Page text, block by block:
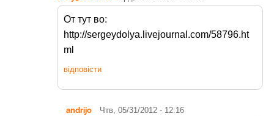
От тут во:
http://sergeydolya.livejournal.com/58796.ht
ml
відповісти
andrijo Чтв, 05/31/2012 - 12:16